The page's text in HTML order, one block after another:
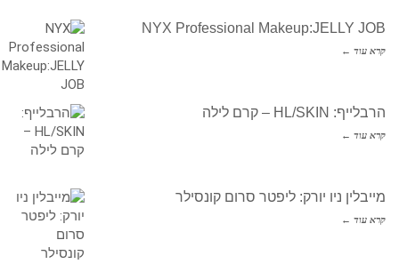
NYX Professional Makeup:JELLY JOB
קרא עוד ←
הרבלייף: HL/SKIN – קרם לילה
קרא עוד ←
מייבלין ניו יורק: ליפטר סרום קונסילר
קרא עוד ←